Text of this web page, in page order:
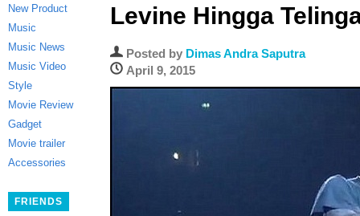
New Product
Music
Music News
Music Video
Style
Movie Review
Gadget
Movie trailer
Accessories
FRIENDS
Levine Hingga
Posted by Dimas Andra Saputra
April 9, 2015